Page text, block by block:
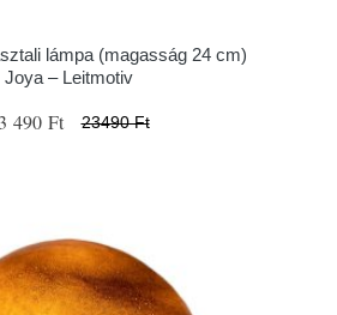
lámpa (magasság 24 cm)
Joya – Leitmotiv
490 Ft 23490 Ft